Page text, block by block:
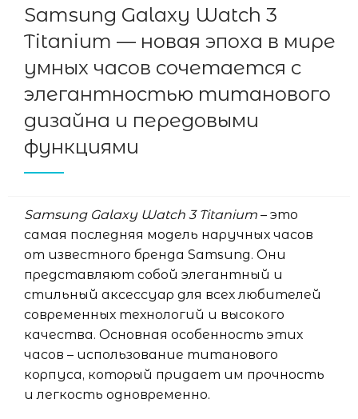
Samsung Galaxy Watch 3
Titanium — новая эпоха в мире
умных часов сочетается с
элегантностью титанового
дизайна и передовыми
функциями
Samsung Galaxy Watch 3 Titanium – это
самая последняя модель наручных часов
от известного бренда Samsung. Они
представляют собой элегантный и
стильный аксессуар для всех любителей
современных технологий и высокого
качества. Основная особенность этих
часов – использование титанового
корпуса, который придает им прочность
и легкость одновременно.